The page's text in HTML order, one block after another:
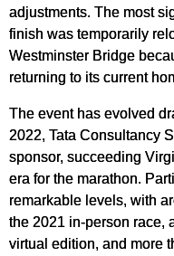
adjustments. The most
finish was temporarily
Westminster Bridge
returning to its current
The event has evolved
2022, Tata Consultancy
sponsor, succeeding
era for the marathon.
remarkable levels, with
the 2021 in-person race,
virtual edition, and more